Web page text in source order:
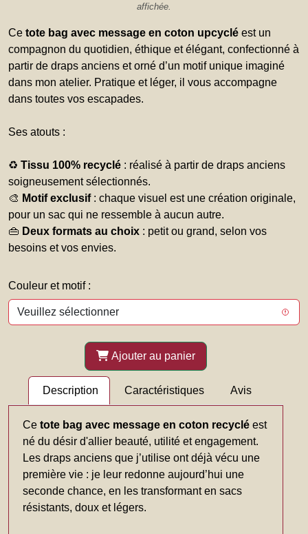
affichée.
Ce tote bag avec message en coton upcyclé est un
compagnon du quotidien, éthique et élégant, confectionné à
partir de draps anciens et orné d’un motif unique imaginé
dans mon atelier. Pratique et léger, il vous accompagne
dans toutes vos escapades.
Ses atouts :
♻️ Tissu 100% recyclé : réalisé à partir de draps anciens
soigneusement sélectionnés.
🎨 Motif exclusif: chaque visuel est une création originale,
pour un sac qui ne ressemble à aucun autre.
👜 Deux formats au choix : petit ou grand, selon vos
besoins et vos envies.
Couleur et motif :
Ajouter au panier
Description Caractéristiques Avis
Ce tote bag avec message en coton recyclé est
né du désir d'allier beauté, utilité et engagement.
Les draps anciens que j’utilise ont déjà vécu une
première vie : je leur redonne aujourd’hui une
seconde chance, en les transformant en sacs
résistants, doux et légers.